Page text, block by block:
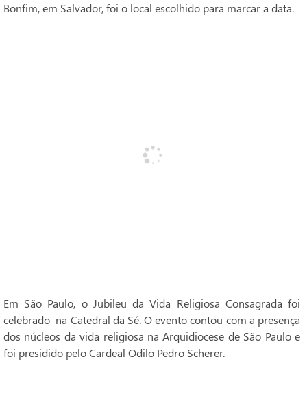
Bonfim, em Salvador, foi o local escolhido para marcar a data.
Em São Paulo, o Jubileu da Vida Religiosa Consagrada foi
celebrado na Catedral da Sé. O evento contou com a presença
dos núcleos da vida religiosa na Arquidiocese de São Paulo e
foi presidido pelo Cardeal Odilo Pedro Scherer.